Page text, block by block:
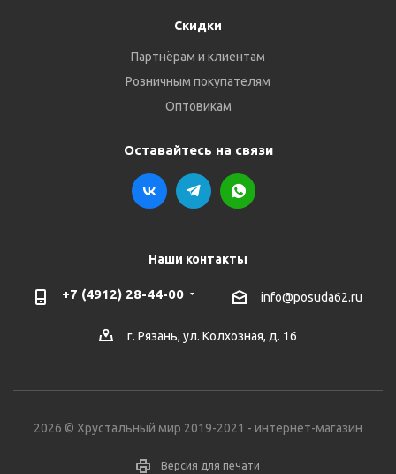
Скидки
Партнёрам и клиентам
Розничным покупателям
Оптовикам
Оставайтесь на связи
Наши контакты
+7 (4912) 28-44-00 info@posuda62.ru
г. Рязань, ул. Колхозная, д. 16
2026 © Хрустальный мир 2019-2021 - интернет-магазин
Версия для печати